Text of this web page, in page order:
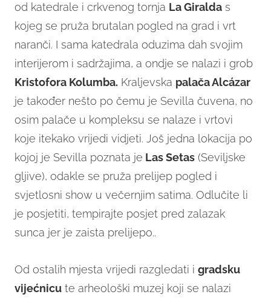
od katedrale i crkvenog tornja La Giralda s
kojeg se pruža brutalan pogled na grad i vrt
naranči. I sama katedrala oduzima dah svojim
interijerom i sadržajima, a ondje se nalazi i grob
Kristofora Kolumba. Kraljevska palača Alcázar
je također nešto po čemu je Sevilla čuvena, no
osim palače u kompleksu se nalaze i vrtovi
koje itekako vrijedi vidjeti. Još jedna lokacija po
kojoj je Sevilla poznata je Las Setas (Seviljske
gljive), odakle se pruža prelijep pogled i
svjetlosni show u večernjim satima. Odlučite li
je posjetiti, tempirajte posjet pred zalazak
sunca jer je zaista prelijepo..
Od ostalih mjesta vrijedi razgledati i gradsku
vijećnicu te arheološki muzej koji se nalazi